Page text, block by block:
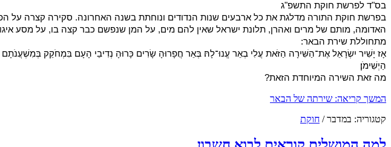
אתר הכרויות
הספר
מכללת SV-COLLEGE מזמינה אותך להרשם למגוון הקורסים שמלמדת. קורס QA.קורס אוטומציה.בנית אתרים.ניהול רשתות ואבטחת מידע. נצרך ידע בסיסי באנגלית. זאת ההזדמנות שלך להכנס למקצועות המחר.
בס"ד לפרשת חוקת התשפ"ג
בפרשת חוקת התורה מדלגת את כל ארבעים שנות הנדודים ונוחתת בשנה האחרונה. סקירה קצרה על
האדומה, מותם של מרים ואהרן, תלונת ישראל שאין להם מים, על המן שנפשם כבר קצה בו, על מסע
מתחוללת שירת הבאר:
אָז יָשִׁיר יִשְׂרָאֵל אֶת־הַשִּׁירָה הַזֹּאת עֲלִי בְאֵר עֱנוּ־לָהּ׃ בְּאֵר חֲפָרוּהָ שָׂרִים כָּרוּהָ נְדִיבֵי הָעָם בִּמְחֹקֵק
הַיְשִׁימֹן׃
מה זאת השירה המיוחדת הזאת?
המשך קריאה: שירתה של הבאר
קטגוריה: במדבר/ חוקת